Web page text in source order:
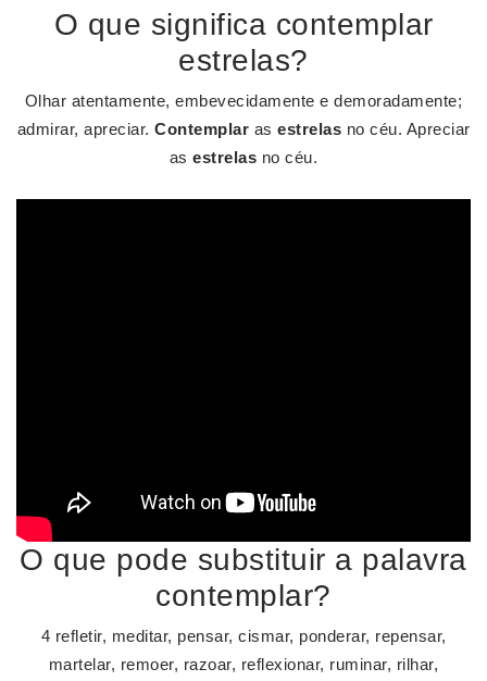
O que significa contemplar
estrelas?
Olhar atentamente, embevecidamente e demoradamente;
admirar, apreciar. Contemplar as estrelas no céu. Apreciar
asestrelas no céu.
O que pode substituir a palavra
contemplar?
4 refletir, meditar, pensar, cismar, ponderar, repensar,
martelar, remoer, razoar, reflexionar, ruminar, rilhar,